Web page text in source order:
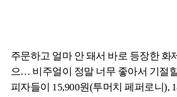
주문하고 얼마 안 돼서 바로 등장한 화
으… 비주얼이 정말 너무 좋아서 기절
피자들이 15,900원(투머치 페퍼로니),